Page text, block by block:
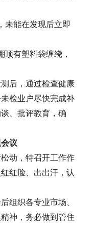
未能在发现后立即
顶有塑料袋缠绕，
后，通过检查健康
检业户尽快完成补
、批评教育，确
议
动，特召开工作作
红脸、出出汗，认
组织各专业市场、
神，务必做到管住